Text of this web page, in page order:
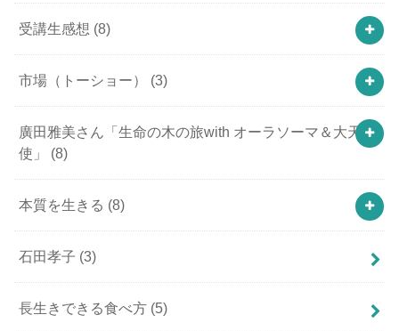
受講生感想 (8)
市場（トーショー） (3)
廣田雅美さん「生命の木の旅with オーラソーマ＆大天
使」 (8)
本質を生きる (8)
石田孝子 (3)
長生きできる食べ方 (5)